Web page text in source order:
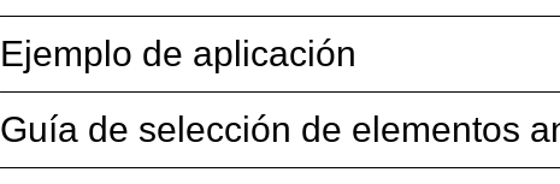
Ejemplo de aplicación
Guía de selección de elementos